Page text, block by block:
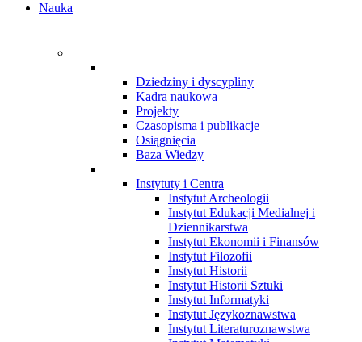
Nauka
Dziedziny i dyscypliny
Kadra naukowa
Projekty
Czasopisma i publikacje
Osiągnięcia
Baza Wiedzy
Instytuty i Centra
Instytut Archeologii
Instytut Edukacji Medialnej i
Dziennikarstwa
Instytut Ekonomii i Finansów
Instytut Filozofii
Instytut Historii
Instytut Historii Sztuki
Instytut Informatyki
Instytut Językoznawstwa
Instytut Literaturoznawstwa